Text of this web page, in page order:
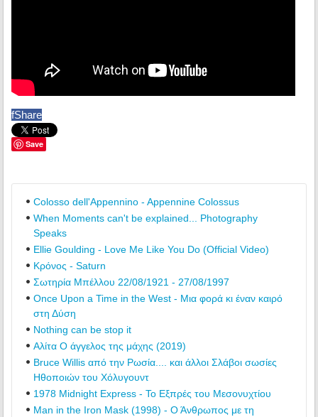
fShare
Save
Colosso dell'Appennino - Appennine Colossus
When Moments can't be explained... Photography
Speaks
Ellie Goulding - Love Me Like You Do (Official Video)
Κρόνος - Saturn
Σωτηρία Μπέλλου 22/08/1921 - 27/08/1997
Once Upon a Time in the West - Μια φορά κι έναν καιρό
στη Δύση
Nothing can be stop it
Αλίτα Ο άγγελος της μάχης (2019)
Bruce Willis από την Ρωσία.... και άλλοι Σλάβοι σωσίες
Ηθοποιών του Χόλυγουντ
1978 Midnight Express - Το Εξπρές του Μεσονυχτίου
Man in the Iron Mask (1998) - Ο Άνθρωπος με τη